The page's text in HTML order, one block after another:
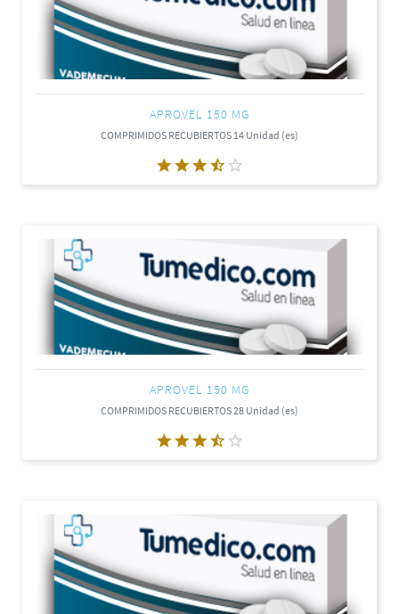
APROVEL 150 MG
COMPRIMIDOS RECUBIERTOS 14 Unidad (es)
APROVEL 150 MG
COMPRIMIDOS RECUBIERTOS 28 Unidad (es)